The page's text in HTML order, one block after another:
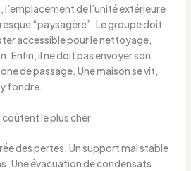
l’emplacement de l’unité extérieure
“paysagère”. Le groupe doit
accessible pour le nettoyage,
Enfin, il ne doit pas envoyer son
de passage. Une maison se vit,
fondre.
coûtent le plus cher
des pertes. Un support mal stable
Une évacuation de condensats